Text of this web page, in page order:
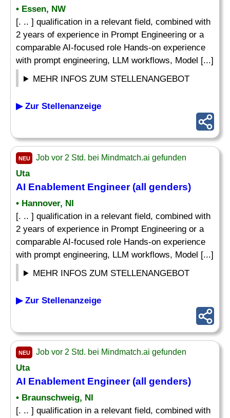
• Essen, NW
[. .. ] qualification in a relevant field, combined with
2 years of experience in Prompt Engineering or a
comparable AI-focused role Hands-on experience
with prompt engineering, LLM workflows, Model [...]
MEHR INFOS ZUM STELLENANGEBOT
▶ Zur Stellenanzeige
NEU Job vor 2 Std. bei Mindmatch.ai gefunden
Uta
AI Enablement Engineer (all genders)
• Hannover, NI
[. .. ] qualification in a relevant field, combined with
2 years of experience in Prompt Engineering or a
comparable AI-focused role Hands-on experience
with prompt engineering, LLM workflows, Model [...]
MEHR INFOS ZUM STELLENANGEBOT
▶ Zur Stellenanzeige
NEU Job vor 2 Std. bei Mindmatch.ai gefunden
Uta
AI Enablement Engineer (all genders)
• Braunschweig, NI
[. .. ] qualification in a relevant field, combined with